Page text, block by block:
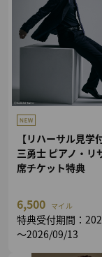
【リハーサル見学
三勇士 ピアノ・リ
席チケット特典
6,500 マイル
特典受付期間：
～2026/09/13